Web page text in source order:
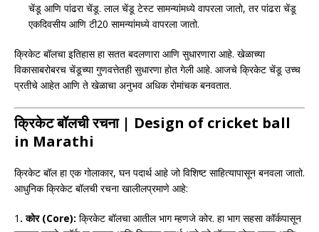
चेंडू आणि पांढरा चेंडू. लाल चेंडू टेस्ट सामन्यांमध्ये वापरला जातो, तर पांढरा चेंडू
एकदिवसीय आणि टी20 सामन्यांमध्ये वापरला जातो.
क्रिकेट बॉलचा इतिहास हा सतत बदलणारा आणि सुधारणारा आहे. खेळाच्या
विकासाबरोबरच चेंडूच्या गुणवत्तेतही सुधारणा होत गेली आहे. आजचे क्रिकेट चेंडू उच्च
प्रतीचे आहेत आणि ते खेळाचा अनुभव अधिक रोमांचक बनवतात.
क्रिकेट बॉलची रचना | Design of cricket ball
in Marathi
क्रिकेट बॉल हा एक गोलाकार, घन पदार्थ आहे जो विशिष्ट साहित्यापासून बनवला जातो.
आधुनिक क्रिकेट बॉलची रचना खालीलप्रमाणे आहे:
1 . कोर (Core): क्रिकेट बॉलचा आतील भाग म्हणजे कोर. हा भाग सहसा कॉर्कपासून